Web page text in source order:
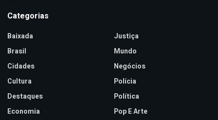
Categorias
Baixada
Brasil
Cidades
Cultura
Destaques
Economia
Justiça
Mundo
Negócios
Polícia
Política
Pop E Arte